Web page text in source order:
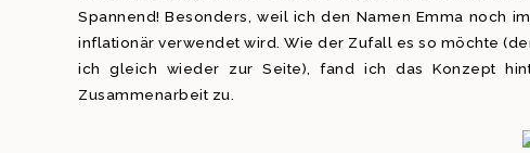
Spannend! Besonders, weil ich den Namen Emma noch
inflationär verwendet wird. Wie der Zufall es so möchte
ich gleich wieder zur Seite), fand ich das Konzept
Zusammenarbeit zu.